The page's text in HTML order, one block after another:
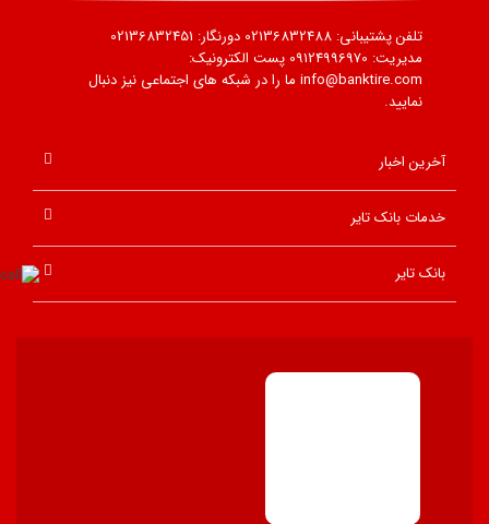
تلفن پشتیبانی: 02136832488 دورنگار: 02136832451
مدیریت: 09124996970 پست الکترونیک:
info@banktire.com ما را در شبکه های اجتماعی نیز دنبال
نمایید.
آخرین اخبار
خدمات بانک تایر
بانک تایر